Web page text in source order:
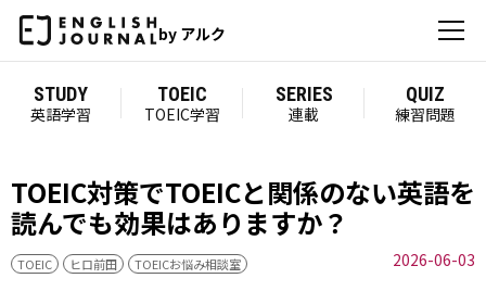
by アルク
STUDY
英語学習
TOEIC
TOEIC学習
SERIES
連載
QUIZ
練習問題
TOEIC対策でTOEICと関係のない英語を
読んでも効果はありますか？
TOEIC ヒロ前田 TOEICお悩み相談室 2026-06-03